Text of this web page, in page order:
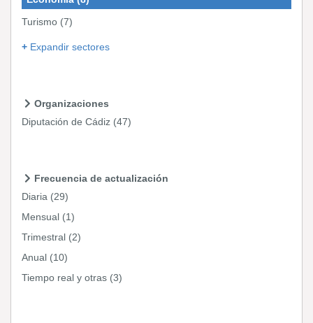
Turismo (7)
Expandir sectores
Organizaciones
Diputación de Cádiz (47)
Frecuencia de actualización
Diaria (29)
Mensual (1)
Trimestral (2)
Anual (10)
Tiempo real y otras (3)